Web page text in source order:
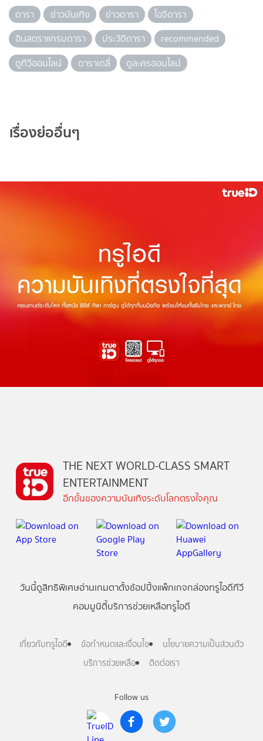
ดารา ข่าวบันเทิง ข่าวดารา
ไอจีดารา
อินสตราแกรมดารา
ประวัติดารา
recommended
ดูทีวีออนไลน์
ดาราเดลี่ ดูละครออนไลน์
เรื่องย่ออื่นๆ
Follow us
THE NEXT WORLD-CLASS SMART
ENTERTAINMENT
อีกขั้นของความบันเทิงระดับโลกตรงใจคุณ
วันนี้ดูสิทธิพิเศษอ่านเกมตาตั้งช้อปปิ้งแพ็กเกจกล่องทรูไอดีทีวี
คอมมูนิตี้บริการช่วยเหลือทรูไอดี
เกี่ยวกับทรูไอดี ข้อกำหนดและเงื่อนไข
นโยบายความเป็นส่วนตัว
บริการช่วยเหลือ
ติดต่อเรา